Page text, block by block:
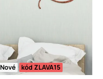
Nové kód ZLAVA15